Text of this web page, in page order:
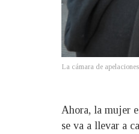
La cámara de
Ahora, la mujer
se va a llevar a